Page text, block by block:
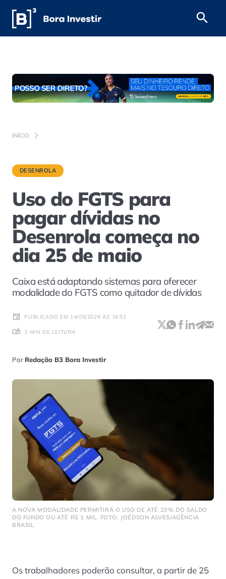
INÍCIO
DESENROLA
Uso do FGTS para
pagar dívidas no
Desenrola começa no
dia 25 de maio
Caixa está adaptando sistemas para oferecer
modalidade do FGTS como quitador de dívidas
PUBLICADO EM 14/05/2026 ÀS 16:52
3 MIN DE LEITURA
Por Redação B3 Bora Investir
A NOVA MODALIDADE PERMITIRÁ O USO DE ATÉ 20% DO SALDO
DO FUNDO OU ATÉ R$ 1 MIL. FOTO: JOÉDSON ALVES/AGÊNCIA
BRASIL
Os trabalhadores poderão consultar, a partir de 25